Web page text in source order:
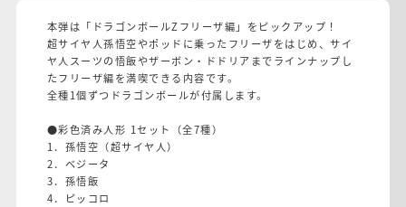
本弾は「ドラゴンボールZフリーザ編」をピックアップ！
超サイヤ人孫悟空やポッドに乗ったフリーザをはじめ、サイ
ヤ人スーツの悟飯やザーボン・ドドリアまでラインナップし
たフリーザ編を満喫できる内容です。
全種1個ずつドラゴンボールが付属します。
●彩色済み人形 1セット（全7種）
1．孫悟空（超サイヤ人）
2．ベジータ
3．孫悟飯
4．ピッコロ